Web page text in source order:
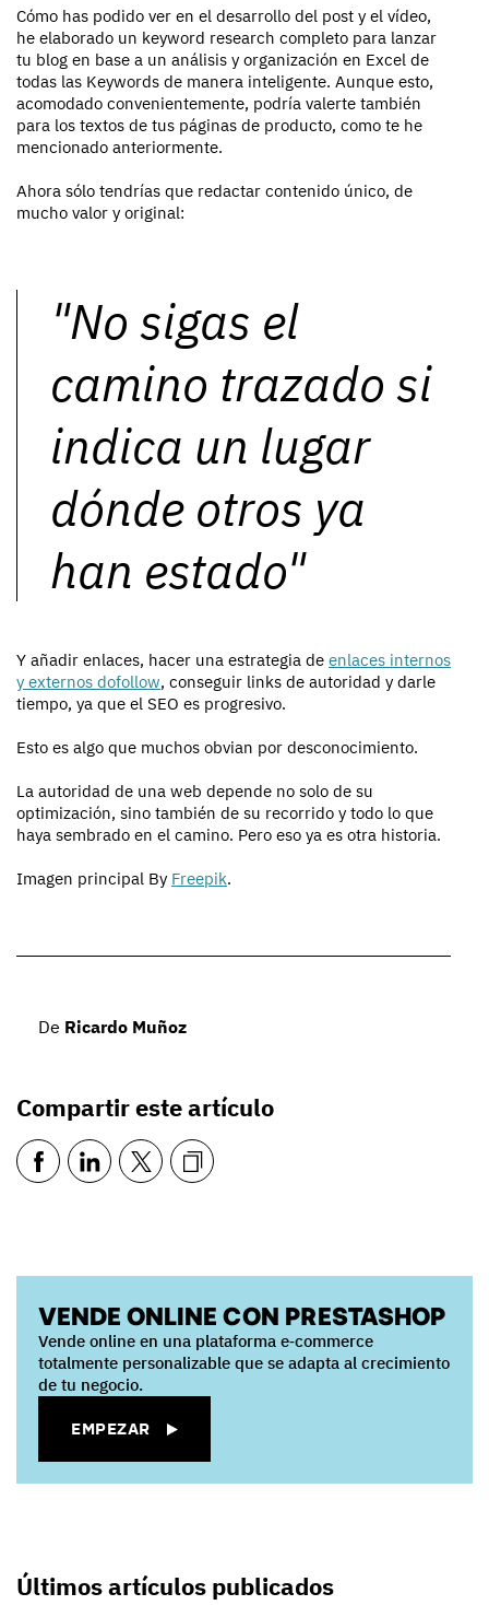
Cómo has podido ver en el desarrollo del post y el vídeo,
he elaborado un keyword research completo para lanzar
tu blog en base a un análisis y organización en Excel de
todas las Keywords de manera inteligente. Aunque esto,
acomodado convenientemente, podría valerte también
para los textos de tus páginas de producto, como te he
mencionado anteriormente.
Ahora sólo tendrías que redactar contenido único, de
mucho valor y original:
"No sigas el
camino trazado si
indica un lugar
dónde otros ya
han estado"
Y añadir enlaces, hacer una estrategia de enlaces internos
y externos dofollow, conseguir links de autoridad y darle
tiempo, ya que el SEO es progresivo.
Esto es algo que muchos obvian por desconocimiento.
La autoridad de una web depende no solo de su
optimización, sino también de su recorrido y todo lo que
haya sembrado en el camino. Pero eso ya es otra historia.
Imagen principal By Freepik.
De Ricardo Muñoz
Compartir este artículo
VENDE ONLINE CON PRESTASHOP
Vende online en una plataforma e‑commerce
totalmente personalizable que se adapta al crecimiento
de tu negocio.
EMPEZAR
Últimos artículos publicados